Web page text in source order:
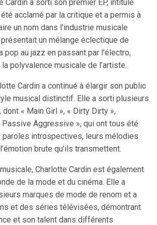
Cardin a sorti son premier EP, intitulé
été acclamé par la critique et a permis à
un nom dans l’industrie musicale
présentait un mélange éclectique de
pop au jazz en passant par l’électro,
polyvalence musicale de l’artiste.
Cardin a continué à élargir son public
musical distinctif. Elle a sorti plusieurs
« Main Girl », « Dirty Dirty »,
Passive Aggressive », qui ont tous été
paroles introspectives, leurs mélodies
brute qu’ils transmettent.
Charlotte Cardin est également
de la mode et du cinéma. Elle a
marques de mode de renom et a
et des séries télévisées, démontrant
et son talent dans différents